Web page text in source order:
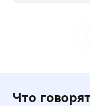
Что